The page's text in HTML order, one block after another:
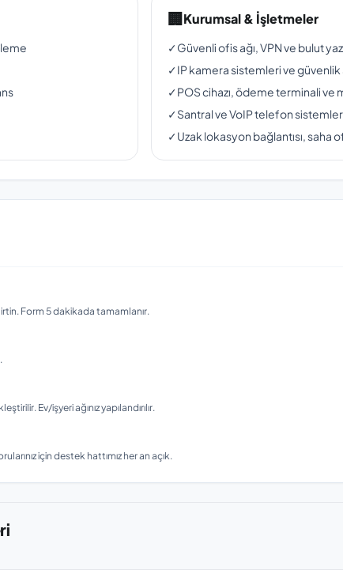
🏢Kurumsal & İşletmeler
✓Güvenli ofis ağı, VPN ve bulut
✓IP kamera sistemleri ve güvenlik
✓POS cihazı, ödeme terminali ve
✓Santral ve VoIP telefon
✓Uzak lokasyon bağlantısı, saha
Form 5 dakikada tamamlanır.
Ev/işyeri ağınız yapılandırılır.
için destek hattımız her an açık.